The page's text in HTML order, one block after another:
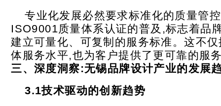
专业化发展必然要求标准化的质量管
ISO9001质量体系认证的普及,标志着品
建立可量化、可复制的服务标准。这不
体服务水平,也为客户提供了更可靠的服
三、深度洞察:无锡品牌设计产业的发展
3.1技术驱动的创新趋势